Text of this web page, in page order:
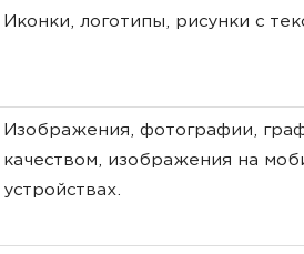
Иконки, логотипы, рисунки с
Изображения, фотографии,
качеством, изображения на
устройствах.